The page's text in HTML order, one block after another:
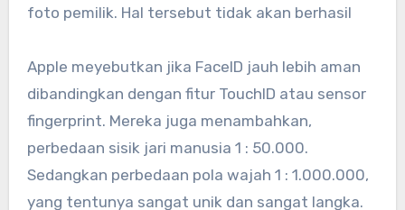
foto pemilik. Hal tersebut tidak akan berhasil
Apple meyebutkan jika FaceID jauh lebih aman
dibandingkan dengan fitur TouchID atau sensor
fingerprint. Mereka juga menambahkan,
perbedaan sisik jari manusia 1 : 50.000.
Sedangkan perbedaan pola wajah 1 : 1.000.000,
yang tentunya sangat unik dan sangat langka.